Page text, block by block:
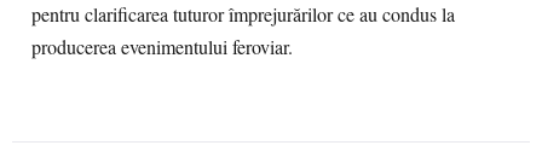
pentru clarificarea tuturor împrejurărilor ce au condus la
producerea evenimentului feroviar.